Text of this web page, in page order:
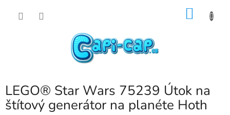
LEGO® Star Wars 75239 Útok na
štítový generátor na planéte Hoth